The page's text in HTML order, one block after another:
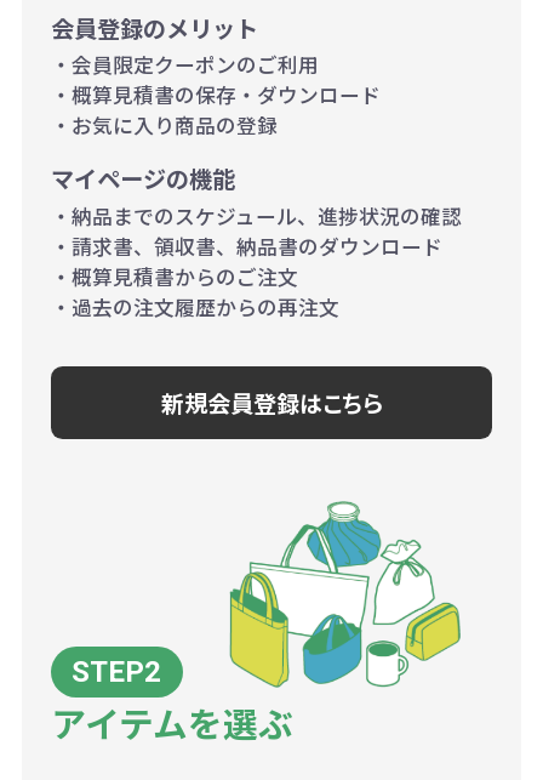
1,000個以上：28円（1個当た
り）
会員登録のメリット
・会員限定クーポンのご利用
・概算見積書の保存・ダウンロード
・お気に入り商品の登録
マイページの機能
・納品までのスケジュール、進捗状況の確認
・請求書、領収書、納品書のダウンロード
・概算見積書からのご注文
・過去の注文履歴からの再注文
新規会員登録はこちら
アイテムを選ぶ